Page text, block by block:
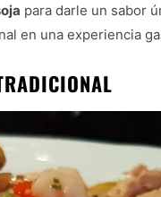
para darle un sabor
en una experiencia